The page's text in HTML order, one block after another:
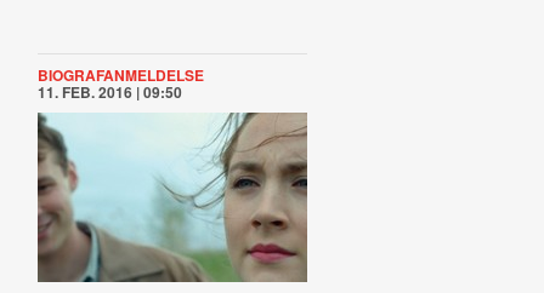
BIOGRAFANMELDELSE
11. FEB. 2016 | 09:50